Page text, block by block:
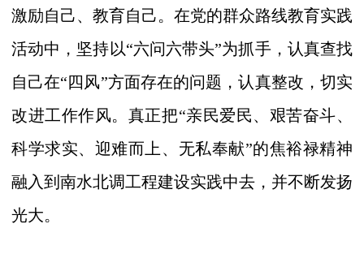
激励自己、教育自己。在党的群众路线教育实践
活动中，坚持以“六问六带头”为抓手，认真查找
自己在“四风”方面存在的问题，认真整改，切实
改进工作作风。真正把“亲民爱民、艰苦奋斗、
科学求实、迎难而上、无私奉献”的焦裕禄精神
融入到南水北调工程建设实践中去，并不断发扬
光大。